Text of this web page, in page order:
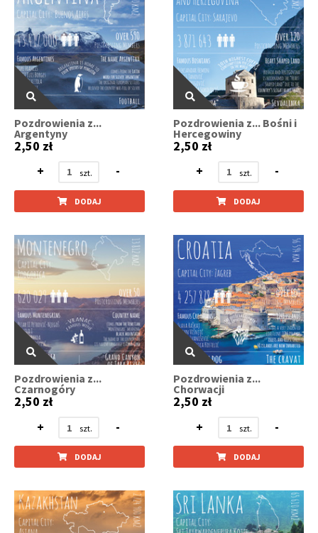
Pozdrowienia z...
Argentyny
2,50 zł
+
-
DODAJ
Pozdrowienia z... Bośni i
Hercegowiny
2,50 zł
+
-
DODAJ
Pozdrowienia z...
Czarnogóry
2,50 zł
+
-
DODAJ
Pozdrowienia z...
Chorwacji
2,50 zł
+
-
DODAJ